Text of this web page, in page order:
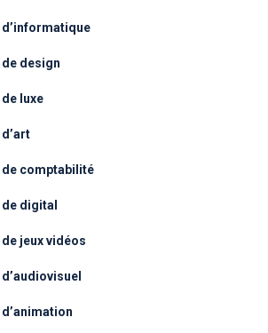
d’informatique
de design
de luxe
de comptabilité
de digital
de jeux vidéos
d’animation